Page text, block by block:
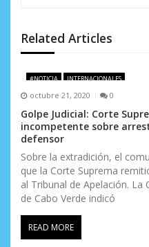
n
d
e
e
n
t
r
a
d
Related Articles
#NOTICIA INTERNACIONALES
octubre 21, 2020 0
Golpe Judicial: Corte
incompetente sobre
defensor
Sobre la extradición, el
que la Corte Suprema
al Tribunal de Apelación. La
de Cabo Verde indicó
READ MORE